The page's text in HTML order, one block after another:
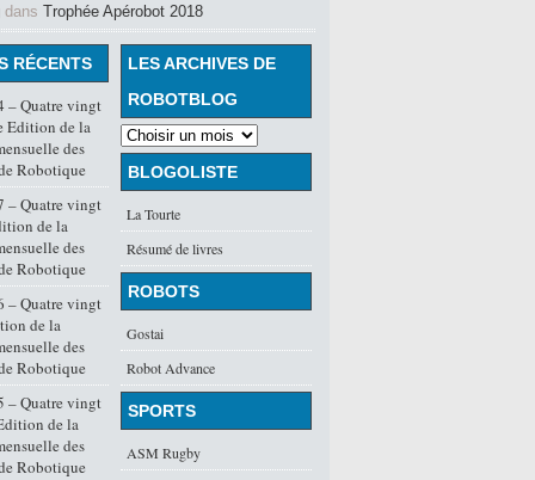
dans Trophée Apérobot 2018
LES ARCHIVES DE
ROBOTBLOG
BLOGOLISTE
La Tourte
Résumé de livres
ROBOTS
Gostai
Robot Advance
SPORTS
ASM Rugby
RÉCENTS
– Quatre vingt
Edition de la
des
Robotique
– Quatre vingt
de la
des
Robotique
– Quatre vingt
de la
des
Robotique
– Quatre vingt
de la
des
Robotique